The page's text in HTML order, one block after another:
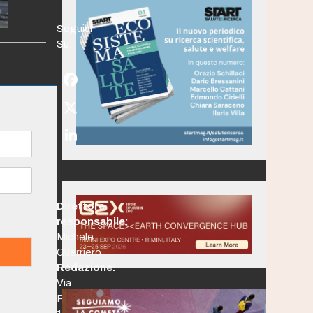
Seguici
Su:
Facebook
Twitter
(deprecated)
LinkedIn
Direttore
responsabile:
Michele
Guerriero
Redazione:
Via
Po,